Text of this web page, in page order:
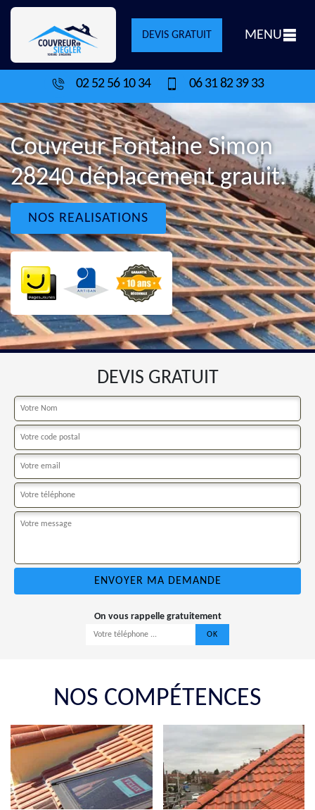
DEVIS GRATUIT MENU
02 52 56 10 34 06 31 82 39 33
Couvreur Fontaine Simon
28240 déplacement grauit.
NOS REALISATIONS
DEVIS GRATUIT
On vous rappelle gratuitement
NOS COMPÉTENCES